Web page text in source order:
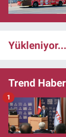
Yükleniyor...
Trend
1